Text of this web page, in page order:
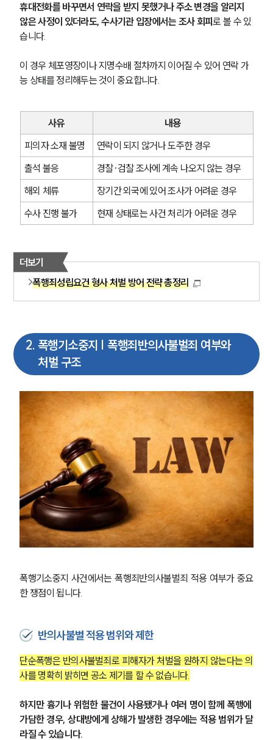
휴대전화를 바꾸면서 연락을 받지 못했거나 주소 변경을 알리지
않은 사정이 있더라도, 수사기관 입장에서는 조사 회피로 볼 수 있
습니다.
이 경우 체포영장이나 지명수배 절차까지 이어질 수 있어 연락 가
능 상태를 정리해두는 것이 중요합니다.
사유
내용
피의자 소재 불명
연락이 되지 않거나 도주한 경우
출석 불응
경찰·검찰 조사에 계속 나오지 않는 경우
해외 체류
장기간 외국에 있어 조사가 어려운 경우
수사 진행 불가
현재 상태로는 사건 처리가 어려운 경우
더보기
폭행죄성립요건 형사 처벌 방어 전략 총정리
2. 폭행기소중지 | 폭행죄반의사불벌죄 여부와
처벌 구조
폭행기소중지 사건에서는 폭행죄반의사불벌죄 적용 여부가 중요
한 쟁점이 됩니다.
반의사불벌 적용 범위와 제한
단순폭행은 반의사불벌죄로 피해자가 처벌을 원하지 않는다는 의
사를 명확히 밝히면 공소 제기를 할 수 없습니다.
하지만 흉기나 위험한 물건이 사용됐거나 여러 명이 함께 폭행에
가담한 경우, 상대방에게 상해가 발생한 경우에는 적용 범위가 달
라질 수 있습니다.